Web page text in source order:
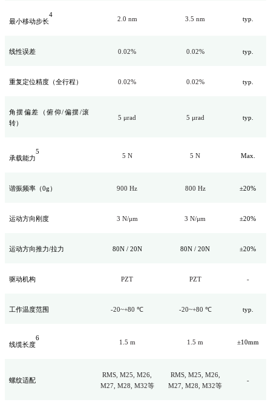
最小移动步长
4
2.0 nm 3.5 nm typ.
线性误差 0.02% 0.02% typ.
重复定位精度（全行程） 0.02% 0.02% typ.
角摆偏差（俯仰/偏摆/滚
转）
5 μrad 5 μrad typ.
承载能力
5
5 N 5 N Max.
谐振频率（0g） 900 Hz 800 Hz ±20%
运动方向刚度 3 N/μm 3 N/μm ±20%
运动方向推力/拉力 80N / 20N 80N / 20N ±20%
驱动机构 PZT PZT -
工作温度范围 -20~+80 ℃ -20~+80 ℃ typ.
线缆长度
6
1.5 m 1.5 m ±10mm
螺纹适配
RMS, M25, M26,
M27, M28, M32等
RMS, M25, M26,
M27, M28, M32等
-